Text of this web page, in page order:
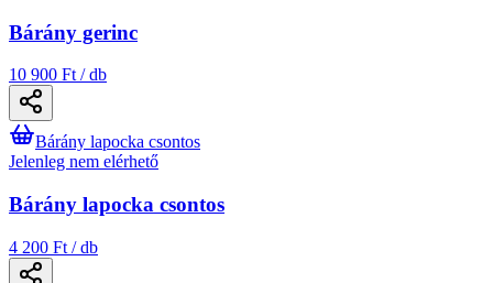
Bárány gerinc
10 900 Ft / db
Bárány lapocka csontos
Jelenleg nem elérhető
Bárány lapocka csontos
4 200 Ft / db